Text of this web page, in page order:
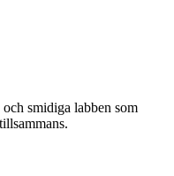
smidiga labben som